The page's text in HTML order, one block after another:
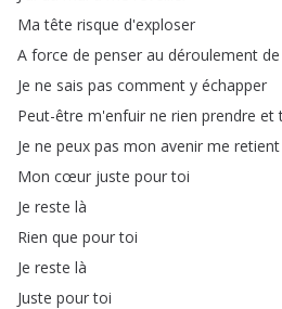
Ma tête risque d'exploser
A force de penser au déroulement de
Je ne sais pas comment y échapper
Peut-être m'enfuir ne rien prendre et
Je ne peux pas mon avenir me retient
Mon cœur juste pour toi
Je reste là
Rien que pour toi
Je reste là
Juste pour toi